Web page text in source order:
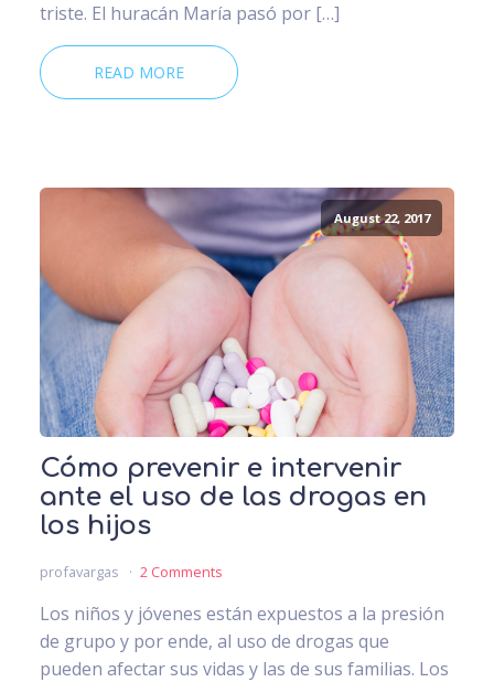
triste. El huracán María pasó por […]
READ MORE
August 22, 2017
Cómo prevenir e intervenir
ante el uso de las drogas en
los hijos
profavargas 2 Comments
Los niños y jóvenes están expuestos a la presión
de grupo y por ende, al uso de drogas que
pueden afectar sus vidas y las de sus familias. Los